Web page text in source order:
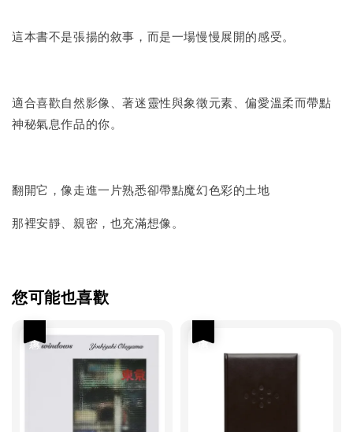
這本書不是張揚的敘事，而是一場慢慢展開的感受。
適合喜歡自然影像、著迷靈性與象徵元素、偏愛溫柔而帶點
神秘氣息作品的你。
翻開它，像走進一片熟悉卻帶點魔幻色彩的土地
那裡安靜、親密，也充滿想像。
您可能也喜歡